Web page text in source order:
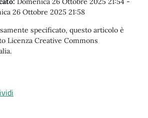
26 Ottobre 2025 21:58
specificato, questo articolo è
Licenza Creative Commons